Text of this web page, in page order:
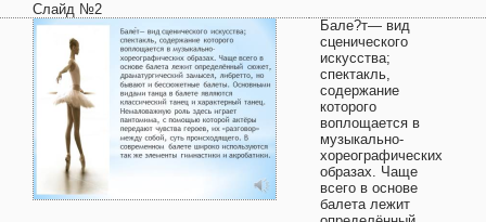
Слайд №2
Бале?т— вид
сценического
искусства;
спектакль,
содержание
которого
воплощается в
музыкально-
хореографических
образах. Чаще
всего в основе
балета лежит